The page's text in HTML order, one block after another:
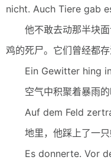
nicht. Auch Tiere gab
他不敢去动那半块面
鸡的死尸。它们曾经都存
Ein Gewitter hing
空气中积聚着暴雨的
Auf dem Feld zertrat
地里，他踩上了一只
Es donnerte. Vor